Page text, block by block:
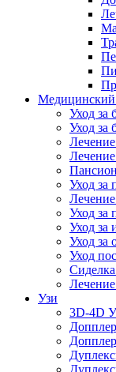
Медицинский
Уход за
Уход за
Лечение
Уход
Лечение
Уход за
Уход за
Уход за
Уход
Узи
3D-4D